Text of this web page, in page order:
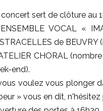
concert sert de clôture au
VOCAL «
de BEUVRY
CHORAL
end).
voulez vous plonger
» vous en dit, n'hésitez